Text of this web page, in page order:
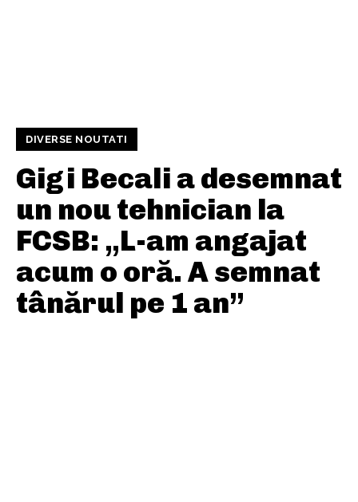
DIVERSE NOUTATI
Gigi Becali a desemnat
un nou tehnician la
FCSB: „L-am angajat
acum o oră. A semnat
tânărul pe 1 an”